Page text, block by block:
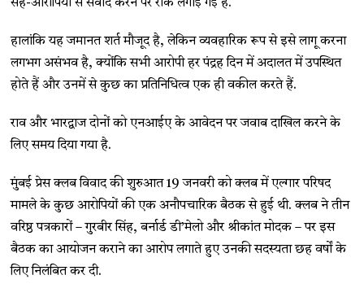
सह-आरोपियों से संवाद करने पर रोक लगाई गई है.
हालांकि यह जमानत शर्त मौजूद है, लेकिन व्यवहारिक रूप से इसे लागू करना
लगभग असंभव है, क्योंकि सभी आरोपी हर पंद्रह दिन में अदालत में उपस्थित
होते हैं और उनमें से कुछ का प्रतिनिधित्व एक ही वकील करते हैं.
राव और भारद्वाज दोनों को एनआईए के आवेदन पर जवाब दाखिल करने के
लिए समय दिया गया है.
मुंबई प्रेस क्लब विवाद की शुरुआत 19 जनवरी को क्लब में एल्गार परिषद
मामले के कुछ आरोपियों की एक अनौपचारिक बैठक से हुई थी. क्लब ने तीन
वरिष्ठ पत्रकारों – गुरबीर सिंह, बर्नार्ड डी’मेलो और श्रीकांत मोदक – पर इस
बैठक का आयोजन कराने का आरोप लगाते हुए उनकी सदस्यता छह वर्षों के
लिए निलंबित कर दी.